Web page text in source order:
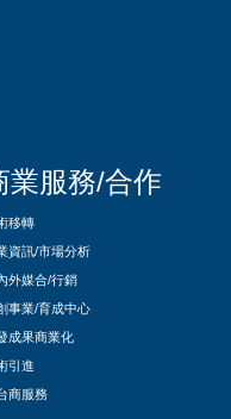
業服務/合作
移轉
資訊/市場分析
外媒合/行銷
事業/育成中心
成果商業化
引進
商服務